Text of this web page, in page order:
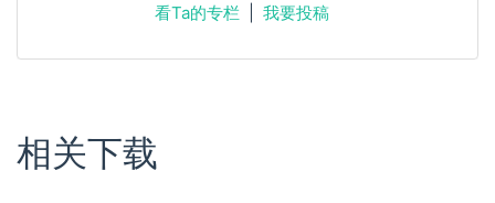
看Ta的专栏
我要投稿
相关下载